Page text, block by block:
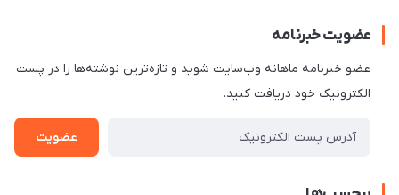
عضویت خبرنامه
عضو خبرنامه ماهانه وب‌سایت شوید و تازه‌ترین نوشته‌ها را در پست
الکترونیک خود دریافت کنید.
عضویت